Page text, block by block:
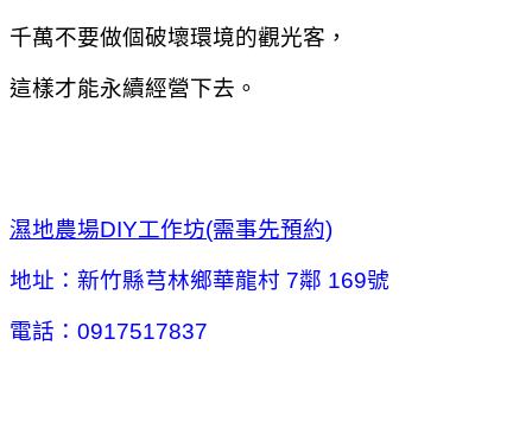
千萬不要做個破壞環境的觀光客，
這樣才能永續經營下去。
濕地農場DIY工作坊(需事先預約)
地址：新竹縣芎林鄉華龍村 7鄰 169號
電話：0917517837